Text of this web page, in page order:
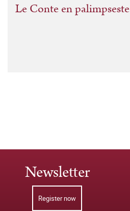
Le Conte en palimpseste
Newsletter
Register now